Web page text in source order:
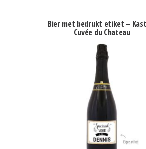
Bier met bedrukt etiket –
Cuvée du Chateau